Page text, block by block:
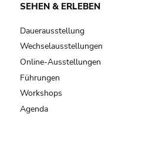
SEHEN & ERLEBEN
Dauerausstellung
Wechselausstellungen
Online-Ausstellungen
Führungen
Workshops
Agenda